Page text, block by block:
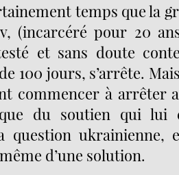
temps que la
(incarcéré pour 20
et sans doute
100 jours, s’arrête.
commencer à arrêter
du soutien qui lui
question ukrainienne,
d’une solution.